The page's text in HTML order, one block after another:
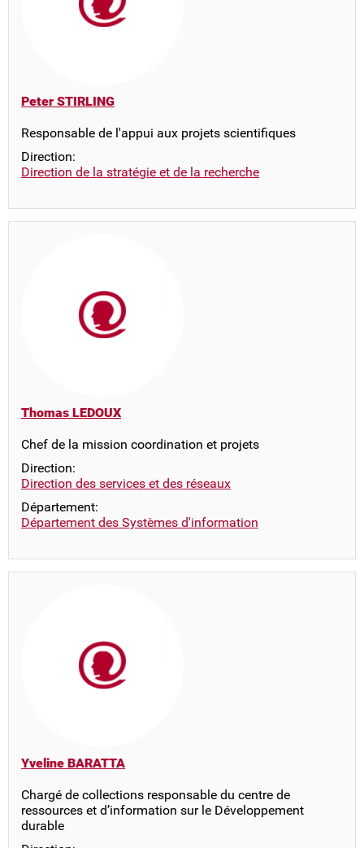
Peter STIRLING
Responsable de l'appui aux projets scientifiques
Direction:
Direction de la stratégie et de la recherche
Thomas LEDOUX
Chef de la mission coordination et projets
Direction:
Direction des services et des réseaux
Département:
Département des Systèmes d'information
Yveline BARATTA
Chargé de collections responsable du centre de
ressources et d’information sur le Développement
durable